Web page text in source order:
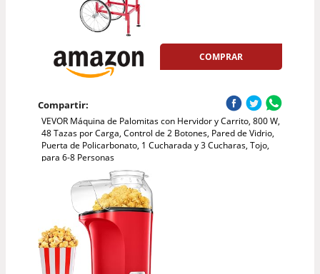
COMPRAR
Compartir:
VEVOR Máquina de Palomitas con Hervidor y Carrito, 800 W,
48 Tazas por Carga, Control de 2 Botones, Pared de Vidrio,
Puerta de Policarbonato, 1 Cucharada y 3 Cucharas, Tojo,
para 6-8 Personas